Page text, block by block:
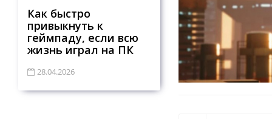
Как быстро
привыкнуть к
геймпаду, если всю
жизнь играл на ПК
28.04.2026